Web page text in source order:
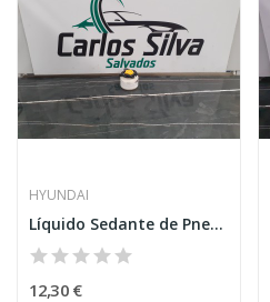
HYUNDAI
Líquido Sedante de Pneus – HYUNDAI i20 (BC3/BI3)
12,30 €